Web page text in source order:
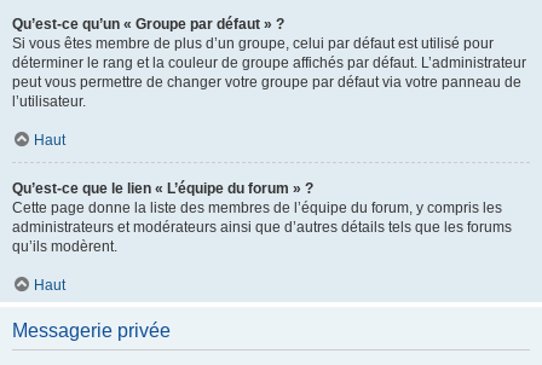
Qu’est-ce qu’un « Groupe par défaut » ?
Si vous êtes membre de plus d’un groupe, celui par défaut est utilisé pour
déterminer le rang et la couleur de groupe affichés par défaut. L’administrateur
peut vous permettre de changer votre groupe par défaut via votre panneau de
l’utilisateur.
Haut
Qu’est-ce que le lien « L’équipe du forum » ?
Cette page donne la liste des membres de l’équipe du forum, y compris les
administrateurs et modérateurs ainsi que d’autres détails tels que les forums
qu’ils modèrent.
Haut
Messagerie privée